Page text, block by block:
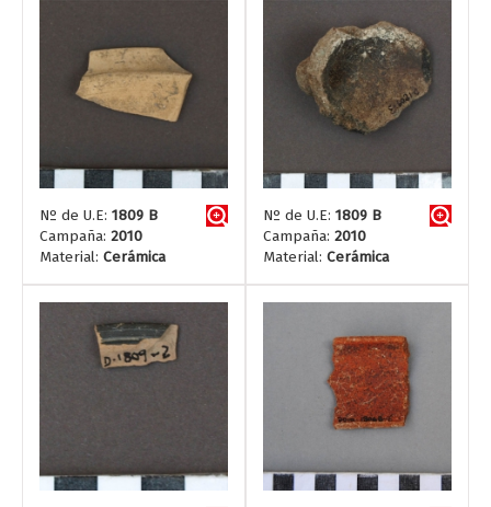
Nº de U.E: 1809 B
Campaña: 2010
Material: Cerámica
Nº de U.E: 1809 B
Campaña: 2010
Material: Cerámica